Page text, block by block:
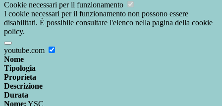
Cookie necessari per il funzionamento
I cookie necessari per il funzionamento non possono essere
disabilitati. È possibile consultare l'elenco nella pagina della cookie
policy.
youtube.com
Nome
Tipologia
Proprieta
Descrizione
Durata
Nome: YSC